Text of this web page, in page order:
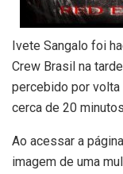
Ivete Sangalo foi
Crew Brasil na
percebido por
cerca de 20
Ao acessar a
imagem de uma